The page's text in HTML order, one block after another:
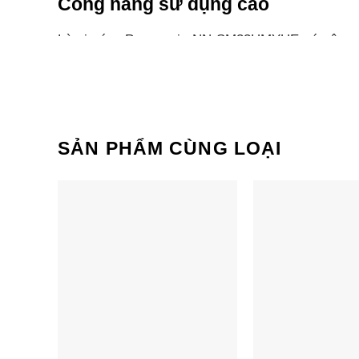
Công năng sử dụng cao
Lò vi sóng Panasonic NN-SM33HMYUE có
Panasonic NN-SM33HMYUE có chế độ hẹn giờ
cho mỗi món ăn. Món nấu sẽ được làm chín và
SẢN PHẨM CÙNG LOẠI